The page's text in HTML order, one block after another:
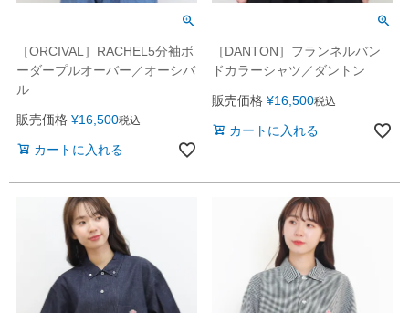
［ORCIVAL］RACHEL5分袖ボ
ーダープルオーバー／オーシバ
ル
販売価格 ¥16,500税込
カートに入れる
［DANTON］フランネルバン
ドカラーシャツ／ダントン
販売価格 ¥16,500税込
カートに入れる